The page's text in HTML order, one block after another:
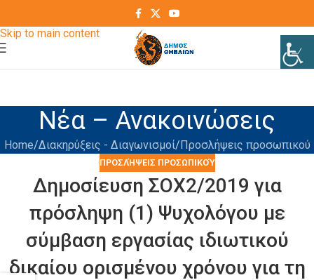
Skip to main content
Νέα – Ανακοινώσεις
Home Διακηρύξεις - Διαγωνισμοί Προσλήψεις προσωπικού
ΠΡΟΣΛΉΨΕΙΣ ΠΡΟΣΩΠΙΚΟΎ
Δημοσίευση ΣΟΧ2/2019 για
πρόσληψη (1) Ψυχολόγου με
σύμβαση εργασίας ιδιωτικού
δικαίου ορισμένου χρόνου για τη